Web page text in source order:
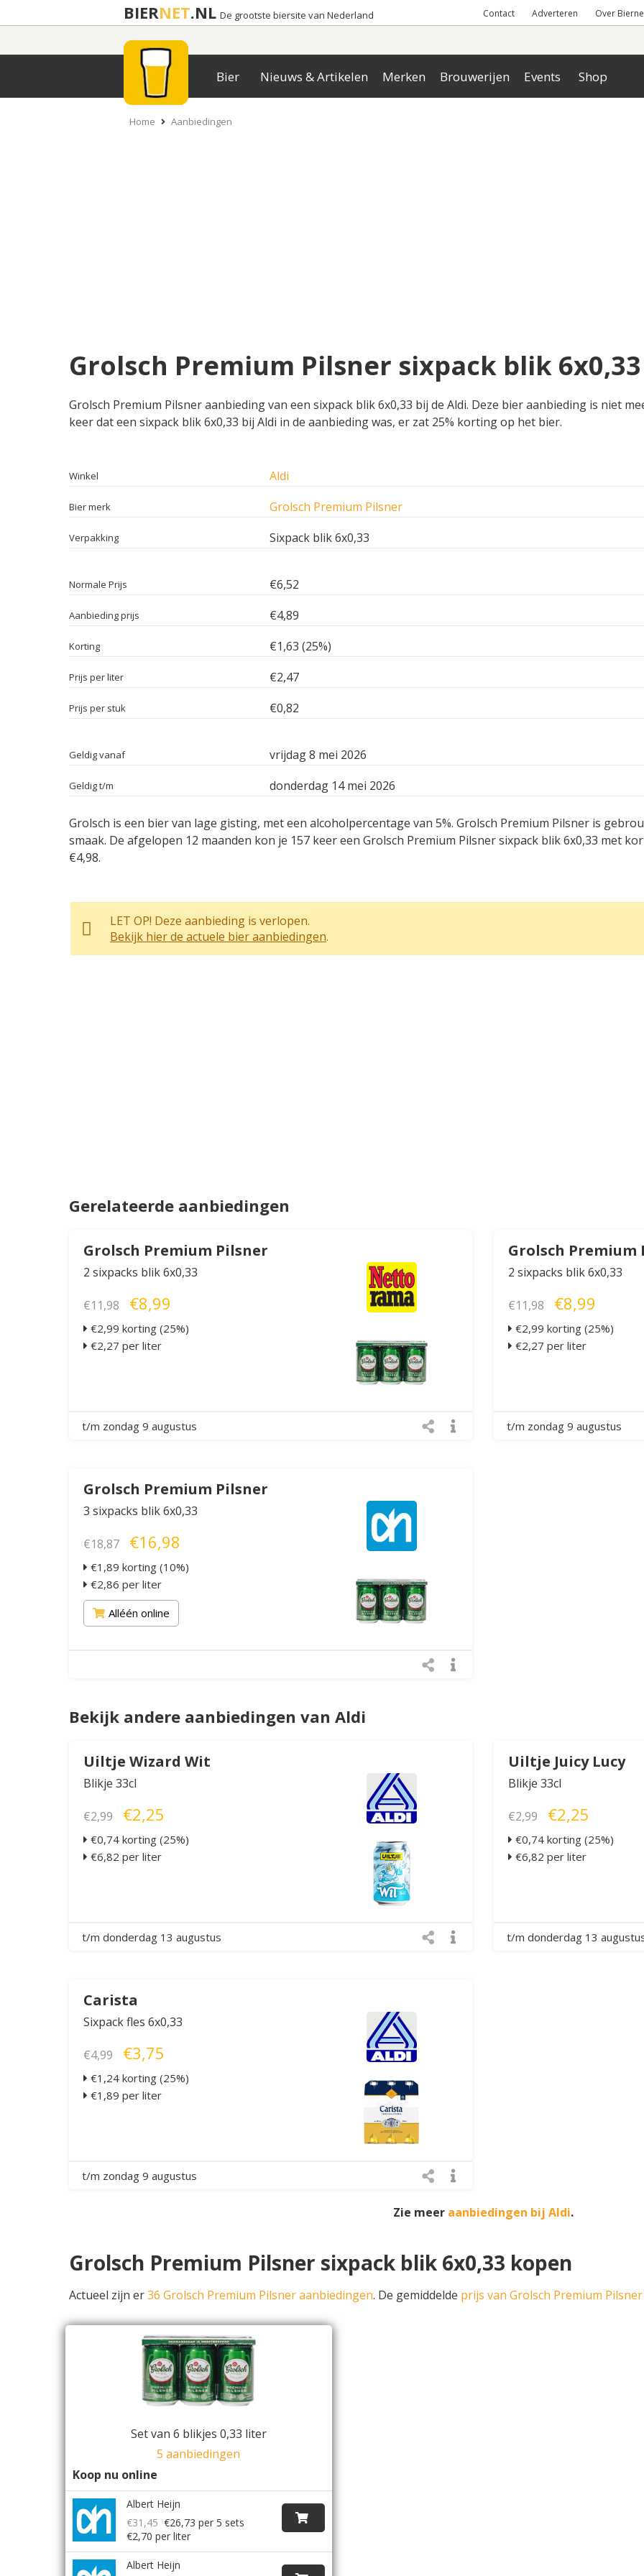
BIERNET.NL De grootste biersite van Nederland Contact Adverteren Over
Bier Nieuws & Artikelen Merken Brouwerijen Events Shop
Home Aanbiedingen
Grolsch Premium Pilsner sixpack blik
Grolsch Premium Pilsner aanbieding van een sixpack blik 6x0,33 bij de Aldi. Deze bier aanbieding is niet
keer dat een sixpack blik 6x0,33 bij Aldi in de aanbieding was, er zat 25% korting op het bier.
Winkel Aldi
Bier merk Grolsch Premium Pilsner
Verpakking Sixpack blik 6x0,33
Normale Prijs €6,52
Aanbieding prijs €4,89
Korting €1,63 (25%)
Prijs per liter €2,47
Prijs per stuk €0,82
Geldig vanaf vrijdag 8 mei 2026
Geldig t/m donderdag 14 mei 2026
Grolsch is een bier van lage gisting, met een alcoholpercentage van 5%. Grolsch Premium Pilsner is
smaak. De afgelopen 12 maanden kon je 157 keer een Grolsch Premium Pilsner sixpack blik 6x0,33 met
€4,98.
LET OP! Deze aanbieding is verlopen.
Bekijk hier de actuele bier aanbiedingen.
Gerelateerde aanbiedingen
Grolsch Premium Pilsner
2 sixpacks blik 6x0,33
€11,98 €8,99
€2,99 korting (25%)
€2,27 per liter
t/m zondag 9 augustus
Grolsch Premium
2 sixpacks blik 6x0,33
€11,98 €8,99
€2,99 korting (25%)
€2,27 per liter
t/m zondag 9 augustus
Grolsch Premium Pilsner
3 sixpacks blik 6x0,33
€18,87 €16,98
€1,89 korting (10%)
€2,86 per liter
Alléén online
Bekijk andere aanbiedingen van Aldi
Uiltje Wizard Wit
Blikje 33cl
€2,99 €2,25
€0,74 korting (25%)
€6,82 per liter
t/m donderdag 13 augustus
Uiltje Juicy Lucy
Blikje 33cl
€2,99 €2,25
€0,74 korting (25%)
€6,82 per liter
t/m donderdag 13
Carista
Sixpack fles 6x0,33
€4,99 €3,75
€1,24 korting (25%)
€1,89 per liter
t/m zondag 9 augustus
Zie meer aanbiedingen bij Aldi.
Grolsch Premium Pilsner sixpack blik 6x0,33 kopen
Actueel zijn er36 Grolsch Premium Pilsner aanbiedingen. De gemiddelde prijs van Grolsch Premium Pilsner
Set van 6 blikjes 0,33 liter
5 aanbiedingen
Koop nu online
Albert Heijn
€31,45 €26,73 per 5 sets
€2,70 per liter
Albert Heijn